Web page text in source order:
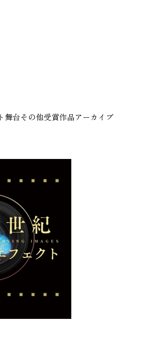
舞台その他受賞作品アーカイブ